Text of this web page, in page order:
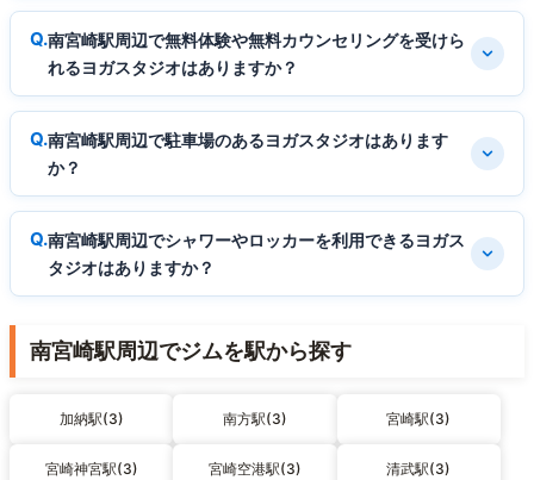
南宮崎駅周辺で無料体験や無料カウンセリングを受けら
れるヨガスタジオはありますか？
南宮崎駅周辺で駐車場のあるヨガスタジオはあります
か？
南宮崎駅周辺でシャワーやロッカーを利用できるヨガス
タジオはありますか？
南宮崎駅周辺でジムを駅から探す
加納駅(3) 南方駅(3) 宮崎駅(3)
宮崎神宮駅(3) 宮崎空港駅(3) 清武駅(3)